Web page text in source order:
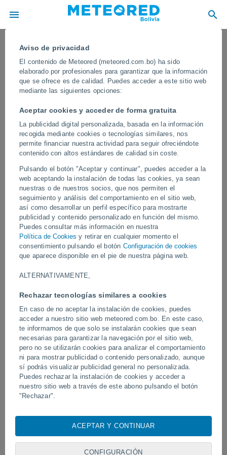
Aviso de privacidad
El contenido de Meteored (meteored.com.bo) ha sido
elaborado por profesionales para garantizar que la información
que se ofrece es de calidad. Puedes acceder a este sitio web
mediante las siguientes opciones:
Aceptar cookies y acceder de forma gratuita
La publicidad digital personalizada, basada en la información
recogida mediante cookies o tecnologías similares, nos
permite financiar nuestra actividad para seguir ofreciéndote
contenido con altos estándares de calidad sin coste.
Pulsando el botón "Aceptar y continuar", puedes acceder a la
web aceptando la instalación de todas las cookies, ya sean
nuestras o de nuestros socios, que nos permiten el
seguimiento y análisis del comportamiento en el sitio web,
así como desarrollar un perfil específico para mostrarte
publicidad y contenido personalizado en función del mismo.
Puedes consultar más información en nuestra
Política de Cookies y retirar en cualquier momento el
consentimiento pulsando el botón Configuración de cookies
que aparece disponible en el pie de nuestra página web.
ALTERNATIVAMENTE,
Rechazar tecnologías similares a cookies
En caso de no aceptar la instalación de cookies, puedes
acceder a nuestro sitio web meteored.com.bo. En este caso,
te informamos de que solo se instalarán cookies que sean
necesarias para garantizar la navegación por el sitio web,
pero no se utilizarán cookies para analizar el comportamiento
ni para mostrar publicidad o contenido personalizado, aunque
sí podrás visualizar publicidad general no personalizada.
Puedes rechazar la instalación de cookies y acceder a
nuestro sitio web a través de este abono pulsando el botón
"Rechazar".
cookies, identificadores únicos o tecnologías similares para
visita en este sitio web, las direcciones IP y los
identificadores de cookies. Es posible que algunos
ACEPTAR Y CONTINUAR
CONFIGURACIÓN
Grandes olas gigantes azotan
Nichinan (Japón) tras el paso del Tifón
Jangmi
Las autoridades suelen advertir sobre los riesgos asociados, ya
que las corrientes y el fuerte oleaje pueden representar un peligro
para quienes se aproximen demasiado al mar.
Vídeos
Tornados y lluvias torrenciales en
Pelotas, Brasil.
Un rayo impactó en un
fútbol en Narathiwat,
Síguenos